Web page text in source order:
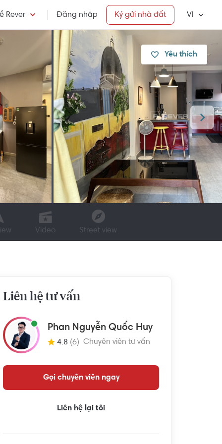
Rever Đăng nhập Ký gửi nhà đất VI
Yêu thích
Video Street view
Liên hệ tư vấn
Phan Nguyễn Quốc Huy
4.8 (6) Chuyên viên tư vấn
Gọi chuyên viên ngay
Liên hệ lại tôi